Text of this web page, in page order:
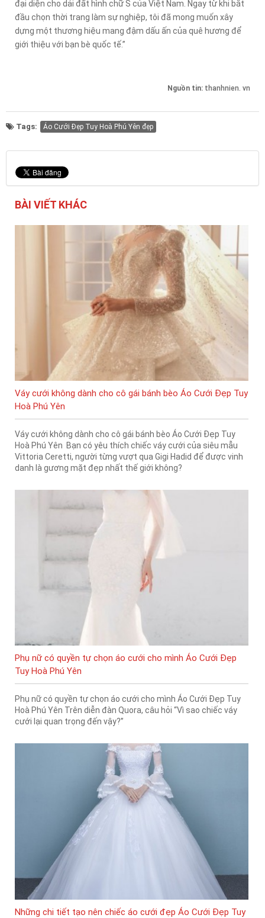
đại diện cho dải đất hình chữ S của Việt Nam. Ngay từ khi bắt
đầu chọn thời trang làm sự nghiệp, tôi đã mong muốn xây
dựng một thương hiệu mang đậm dấu ấn của quê hương để
giới thiệu với bạn bè quốc tế.”
Nguồn tin: thanhnien. vn
Tags: Áo Cưới Đẹp Tuy Hoà Phú Yên đẹp
BÀI VIẾT KHÁC
Váy cưới không dành cho cô gái bánh bèo Áo Cưới Đẹp Tuy
Hoà Phú Yên
Váy cưới không dành cho cô gái bánh bèo Áo Cưới Đẹp Tuy
Hoà Phú Yên Bạn có yêu thích chiếc váy cưới của siêu mẫu
Vittoria Ceretti, người từng vượt qua Gigi Hadid để được vinh
danh là gương mặt đẹp nhất thế giới không?
Phụ nữ có quyền tự chọn áo cưới cho mình Áo Cưới Đẹp
Tuy Hoà Phú Yên
Phụ nữ có quyền tự chọn áo cưới cho mình Áo Cưới Đẹp Tuy
Hoà Phú Yên Trên diễn đàn Quora, câu hỏi “Vì sao chiếc váy
cưới lại quan trọng đến vậy?”
Những chi tiết tạo nên chiếc áo cưới đẹp Áo Cưới Đẹp Tuy